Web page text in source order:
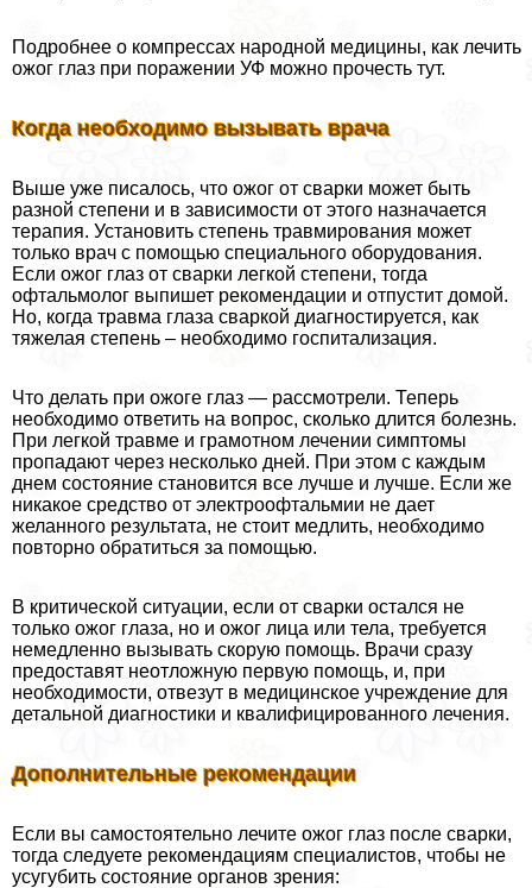
Подробнее о компрессах народной медицины, как лечить
ожог глаз при поражении УФ можно прочесть тут.
Когда необходимо вызывать врача
Выше уже писалось, что ожог от сварки может быть
разной степени и в зависимости от этого назначается
терапия. Установить степень травмирования может
только врач с помощью специального оборудования.
Если ожог глаз от сварки легкой степени, тогда
офтальмолог выпишет рекомендации и отпустит домой.
Но, когда травма глаза сваркой диагностируется, как
тяжелая степень – необходимо госпитализация.
Что делать при ожоге глаз — рассмотрели. Теперь
необходимо ответить на вопрос, сколько длится болезнь.
При легкой травме и грамотном лечении симптомы
пропадают через несколько дней. При этом с каждым
днем состояние становится все лучше и лучше. Если же
никакое средство от электроофтальмии не дает
желанного результата, не стоит медлить, необходимо
повторно обратиться за помощью.
В критической ситуации, если от сварки остался не
только ожог глаза, но и ожог лица или тела, требуется
немедленно вызывать скорую помощь. Врачи сразу
предоставят неотложную первую помощь, и, при
необходимости, отвезут в медицинское учреждение для
детальной диагностики и квалифицированного лечения.
Дополнительные рекомендации
Если вы самостоятельно лечите ожог глаз после сварки,
тогда следуете рекомендациям специалистов, чтобы не
усугубить состояние органов зрения: